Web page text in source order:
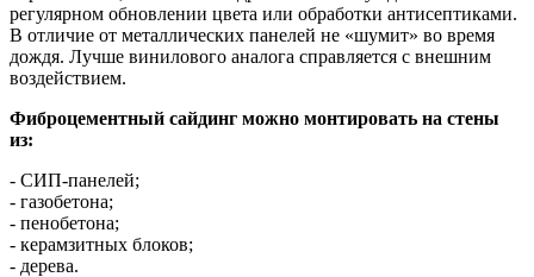
регулярном обновлении цвета или обработки антисептиками.
В отличие от металлических панелей не «шумит» во время
дождя. Лучше винилового аналога справляется с внешним
воздействием.
Фиброцементный сайдинг можно монтировать на стены
из:
- СИП-панелей;
- газобетона;
- пенобетона;
- керамзитных блоков;
- дерева.